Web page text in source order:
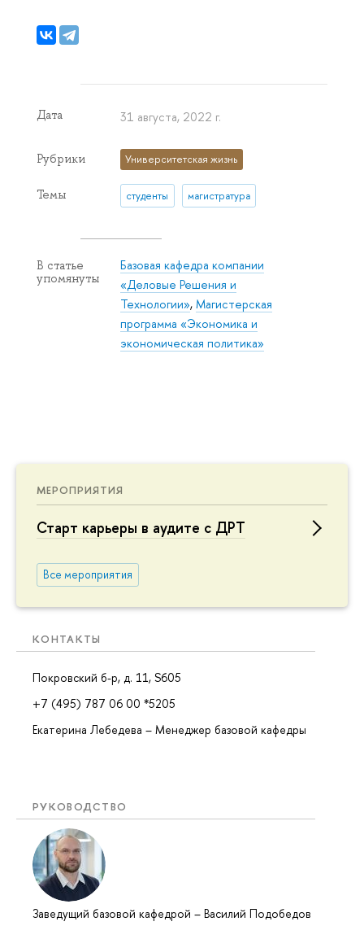
МЕРОПРИЯТИЯ
Старт карьеры в аудите с ДРТ
Все мероприятия
КОНТАКТЫ
Покровский б-р, д. 11, S605
+7 (495) 787 06 00 *5205
Екатерина Лебедева – Менеджер базовой кафедры
РУКОВОДСТВО
Заведущий базовой кафедрой – Василий Подобедов
Дата 31 августа, 2022 г.
Рубрики Университетская жизнь
Темы студенты магистратура
В статье
упомянуты
Базовая кафедра компании
«Деловые Решения и
Технологии»,Магистерская
программа «Экономика и
экономическая политика»